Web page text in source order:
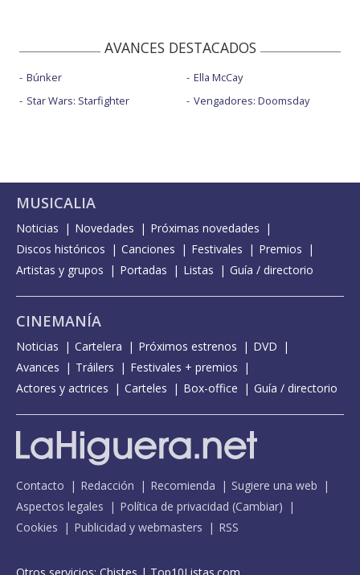
AVANCES DESTACADOS
Búnker
Star Wars: Starfighter
Ella McCay
Vengadores: Doomsday
MUSICALIA
Noticias Novedades
Próximas novedades
Discos históricos
Canciones Festivales
Premios
Artistas y grupos
Portadas Listas Guía / directorio
CINEMANÍA
Noticias Cartelera Próximos estrenos
DVD
Avances
Tráilers
Festivales + premios
Actores y actrices
Carteles Box-office Guía / directorio
Contacto Redacción Recomienda
Sugiere una web
Aspectos legales
Política de privacidad (Cambiar)
Cookies
Publicidad y webmasters RSS